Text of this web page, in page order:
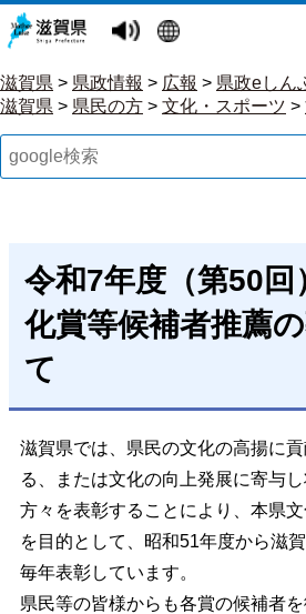
滋賀県 > 県政情報 > 広報 > 県政eしん
滋賀県 > 県民の方 > 文化・スポーツ >
令和7年度（第50回
化賞等候補者推薦
て
滋賀県では、県民の文化の高揚に
る、または文化の向上発展に寄与
方々を表彰することにより、本県
を目的として、昭和51年度から滋
毎年表彰しています。
県民等の皆様からも各賞の候補者